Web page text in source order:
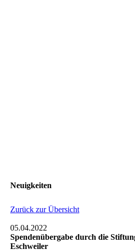
Neuigkeiten
Zurück zur Übersicht
05.04.2022
Spendenübergabe durch die
Eschweiler